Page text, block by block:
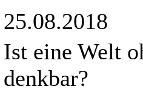
25.08.2018
Ist eine Welt
denkbar?